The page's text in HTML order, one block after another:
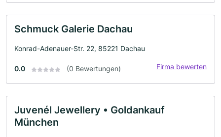
Schmuck Galerie Dachau
Konrad-Adenauer-Str. 22, 85221 Dachau
0.0 (0 Bewertungen) Firma bewerten
Juvenél Jewellery • Goldankauf
München